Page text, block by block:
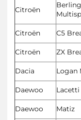
Citroën
Citroën
C5
Citroën
ZX
Dacia
Logan
Daewoo
Lacetti
Daewoo
Matiz